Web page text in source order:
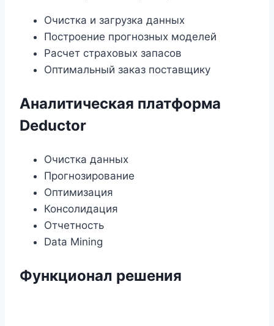
Очистка и загрузка данных
Построение прогнозных моделей
Расчет страховых запасов
Оптимальный заказ поставщику
Аналитическая платформа
Deductor
Очистка данных
Прогнозирование
Оптимизация
Консолидация
Отчетность
Data Mining
Функционал решения